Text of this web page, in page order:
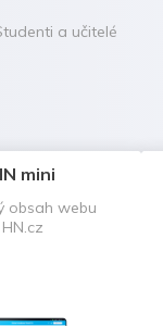
a učitelé
mini
obsah webu
HN.cz